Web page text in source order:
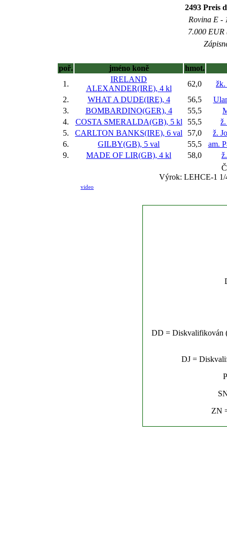
2493 Preis
Rovina E -
7.000 EUR
poř. jméno koně
hmot.
1.
IRELAND
ALEXANDER(IRE), 4 kl
62,0
žk.
2.
WHAT A DUDE(IRE), 4 56,5
3.
BOMBARDINO(GER), 4 55,5
4.
COSTA SMERALDA(GB), 5 kl 55,5
5.
CARLTON BANKS(IRE), 6 val 57,0
ž.
6.
GILBY(GB), 5 val 55,5
am.
9.
MADE OF LIR(GB), 4 kl 58,0
Výrok: LEHCE-1 1/
video
DD = Diskvalifikován
DJ =
ZN